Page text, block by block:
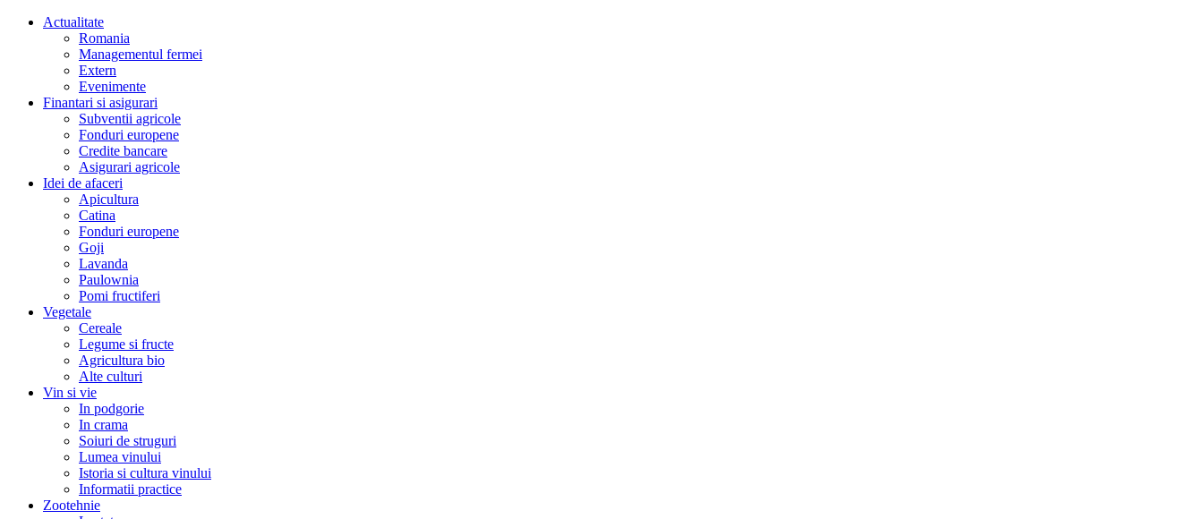
Actualitate
Romania
Managementul fermei
Extern
Evenimente
Finantari si asigurari
Subventii agricole
Fonduri europene
Credite bancare
Asigurari agricole
Idei de afaceri
Apicultura
Catina
Fonduri europene
Goji
Lavanda
Paulownia
Pomi fructiferi
Vegetale
Cereale
Legume si fructe
Agricultura bio
Alte culturi
Vin si vie
In podgorie
In crama
Soiuri de struguri
Lumea vinului
Istoria si cultura vinului
Informatii practice
Zootehnie